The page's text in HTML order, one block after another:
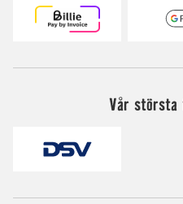
Vår